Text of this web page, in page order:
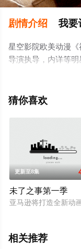
剧情介绍 我要
星空影院欧美动漫
导演执导，内详等
已揭晓（全9集），
视猫或剧情网等平台
猜你喜欢
更新至8集
未了之事第一季
亚马逊将打造全新动
相关推荐